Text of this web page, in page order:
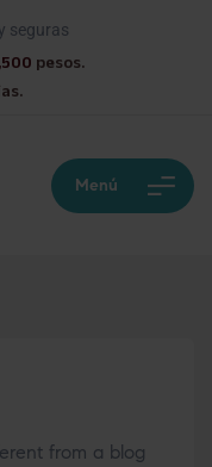
seguras
pesos.
Menú
from a blog